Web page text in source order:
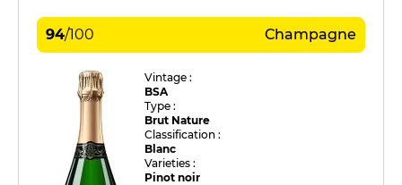
94/100 Champagne
Vintage :
BSA
Type :
Brut Nature
Classification :
Blanc
Varieties :
Pinot noir